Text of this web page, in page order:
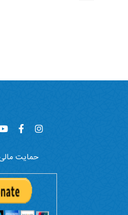
حمایت